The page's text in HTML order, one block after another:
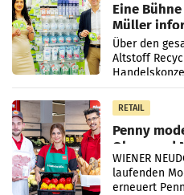
Eine
Müller
Über den
Altstoff
„Kreislauf-
Müller-Filialen
RETAIL
Penny
Ober- und
WIENER
laufenden
erneuert